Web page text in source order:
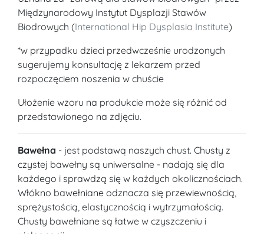
Międzynarodowy Instytut Dysplazji Stawów
Biodrowych (International Hip Dysplasia Institute)
*w przypadku dzieci przedwcześnie urodzonych
sugerujemy konsultację z lekarzem przed
rozpoczęciem noszenia w chuście
Ułożenie wzoru na produkcie może się różnić od
przedstawionego na zdjęciu.
Bawełna - jest podstawą naszych chust. Chusty z
czystej bawełny są uniwersalne - nadają się dla
każdego i sprawdzą się w każdych okolicznościach.
Włókno bawełniane odznacza się przewiewnością,
sprężystością, elastycznością i wytrzymałością.
Chusty bawełniane są łatwe w czyszczeniu i